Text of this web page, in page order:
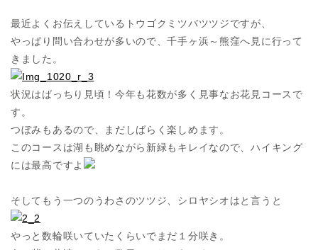
最近よくお伝えしているトウゴクミツバツツジですが、
やっぱり問い合わせが多いので、千手ヶ浜～熊窪へ見に行って
きました。
状況はばっちり見頃！今年も花数が多く見事なお花見コースで
す。
つぼみもあるので、まだしばらく楽しめます。
このコースは湖も眺めながら新緑もキレイなので、ハイキング
には最高ですよ
そしてもう一つのうわさのツツジ、シロヤシオはと言うと
やっと数輪咲いていたくらいでまだ１分咲き。